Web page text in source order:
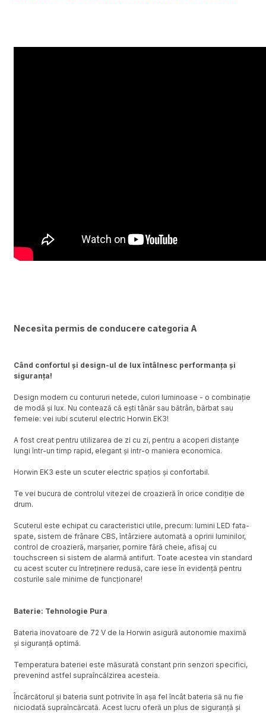
Necesita permis de conducere categoria A
Când confortul şi design-ul de lux întâlnesc performanţa şi
siguranța!
Design modern cu contururi netede, culori luminoase - o combinație
de modă și lux. Nu contează că eşti tânăr sau bătrân, bărbat sau
femeie: vei iubi scuterul electric Horwin EK3!
A fost creat pentru utilizarea de zi cu zi, pentru a acoperi distanţe
lungi într-un timp rapid, elegant și intr-o maniera economica.
Horwin EK3 este un scuter electric spațios și confortabil.
Te vei bucura de controlul vitezei de croazieră în orice condiție de
drum.
Scuterul este echipat cu caracteristici utile, precum: lumini LED fata-
spate, sistem de frânare CBS, întârziere automată a opririi luminilor,
control de croazieră, marșarier, pornire fără cheie, afisaj cu
touchscreen si sistem de alarmă antifurt. Toate acestea vin standard
cu acest scuter cu întreținere redusă, care iese în evidență pentru
costurile sale minime de funcționare!
Baterie: Tehnologie Pura
Bateria inovatoare de 72 V de la Horwin asigură autonomie maximă
și siguranță optimă.
Temperatura bateriei este măsurată constant prin senzori specifici,
prevenind astfel supraîncălzirea acesteia.
Încărcătorul și bateria sunt potrivite în așa fel încât bateria să nu fie
niciodată supraîncărcată. Acest lucru oferă un plus de siguranță și